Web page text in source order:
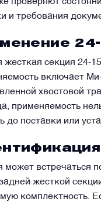
и требования
жесткая секция 24-
включает
хвостовой
применяемость
до поставки или
может встречаться
жесткой
комплектность.